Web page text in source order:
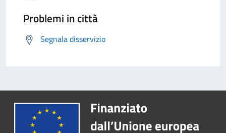
Problemi in città
Segnala disservizio